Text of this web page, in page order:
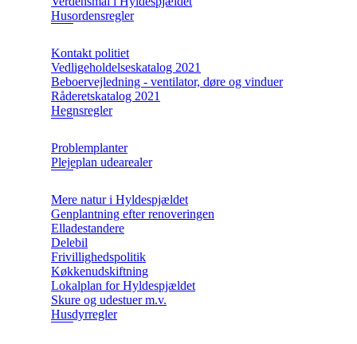
Husordensregler
Kontakt politiet
Vedligeholdelseskatalog 2021
Beboervejledning - ventilator, døre og vinduer
Råderetskatalog 2021
Hegnsregler
Problemplanter
Plejeplan udearealer
Mere natur i Hyldespjældet
Genplantning efter renoveringen
Elladestandere
Delebil
Frivillighedspolitik
Køkkenudskiftning
Lokalplan for Hyldespjældet
Skure og udestuer m.v.
Husdyrregler